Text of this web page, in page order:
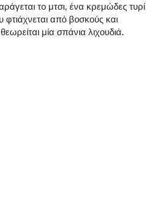
το μτσι, ένα κρεμώδες τυρί
από βοσκούς και
μία σπάνια λιχουδιά.